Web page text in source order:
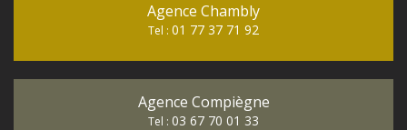
Agence Chambly
Tel : 01 77 37 71 92
Agence Compiègne
Tel : 03 67 70 01 33